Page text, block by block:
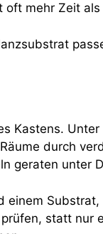
mehr Zeit
Kastens.
durch
geraten unter
statt nur